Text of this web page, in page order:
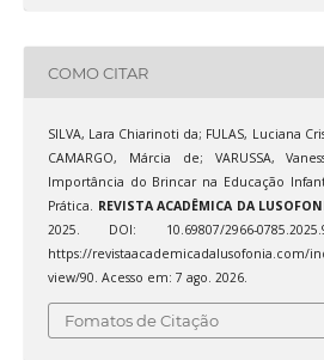
COMO CITAR
SILVA, Lara Chiarinoti da; FULAS, Luciana
CAMARGO, Márcia de; VARUSSA,
Importância do Brincar na Educação
Prática. REVISTA ACADÊMICA DA
2025. DOI: 10.69807/2966-
https://revistaacademicadalusofonia.com/
view/90. Acesso em: 7 ago. 2026.
Fomatos de Citação